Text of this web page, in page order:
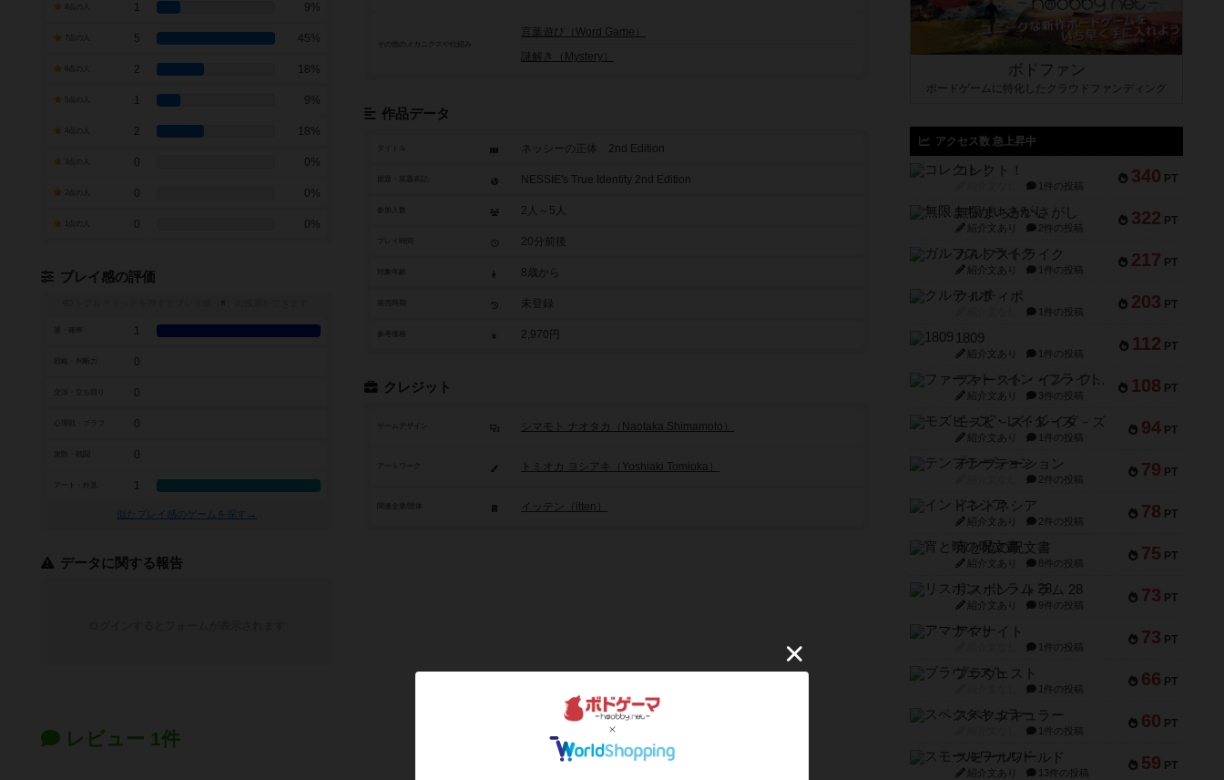
その他のメカニクスや仕組み
言葉遊び（Word Game）
謎解き（Mystery）
作品データ
タイトル ネッシーの正体 2nd Edition
NESSIE's True Identity 2nd Edition
参加人数 2人～5人
20分前後
8歳から
未登録
参考価格 2,970円
クレジット
ゲームデザイン シマモト ナオタカ（Naotaka Shimamoto）
アートワーク トミオカ ヨシアキ（Yoshiaki Tomioka）
イッテン（itten）
1 9%
7点の人 5 45%
2 18%
1 9%
2 18%
0 0%
0 0%
0 0%
プレイ感の評価
※
1
戦略・判断力 0
0
0
0
アート・外見 1
似たプレイ感のゲームを探す→
データに関する報告
レビュー 1件
ボドファン
ボードゲームに特化したクラウドファンディング
アクセス数 急上昇中
340 PT
コレクト！
1件の投稿
322 PT
無限まちがいさがし
紹介文あり 2件の投稿
217 PT
ガルフストライク
紹介文あり 1件の投稿
203 PT
クルティボ
1件の投稿
112 PT
1809
紹介文あり 1件の投稿
108 PT
ファースト・イン・フライト
紹介文あり 3件の投稿
94 PT
モズビ－ズ・レイダ－ズ
紹介文あり 1件の投稿
79 PT
テンプテーション
2件の投稿
78 PT
インドネシア
紹介文あり 2件の投稿
75 PT
宵と暁の呪文書
紹介文あり 8件の投稿
73 PT
リスボン・トラム 28
紹介文あり 9件の投稿
73 PT
アマナイト
1件の投稿
66 PT
ブラヴェスト
1件の投稿
60 PT
スペクタキュラー
1件の投稿
59 PT
スモールワールド
紹介文あり 13件の投稿